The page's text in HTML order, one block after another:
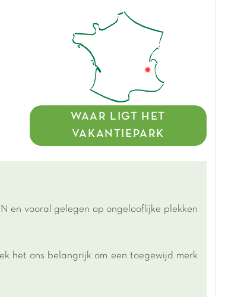
WAAR LIGT HET
VAKANTIEPARK
en vooral gelegen op ongelooflijke plekken
het ons belangrijk om een toegewijd merk